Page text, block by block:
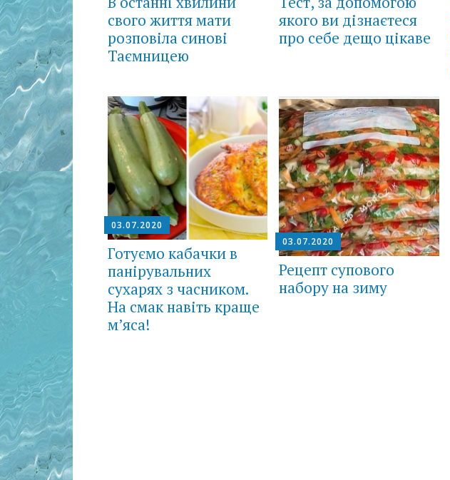
свого життя мати
розповіла синові
Таємницею
якого ви дізнаєтеся
про себе дещо цікаве
03.07.2020
Готуємо кабачки в
панірувальних
сухарях з часником.
На смак навіть краще
м’яса!
03.07.2020
Рецепт супового
набору на зиму